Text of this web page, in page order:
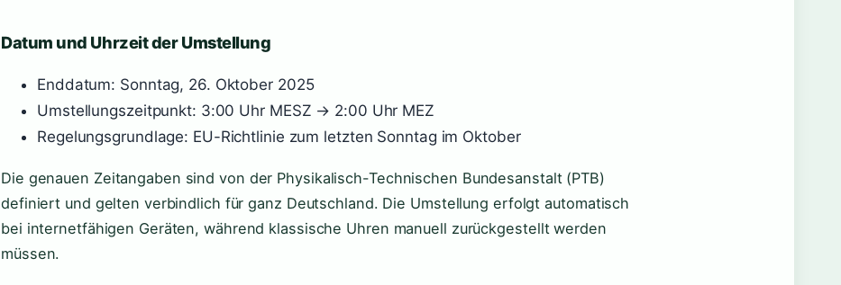
Datum und Uhrzeit der Umstellung
Enddatum: Sonntag, 26. Oktober 2025
Umstellungszeitpunkt: 3:00 Uhr MESZ → 2:00 Uhr MEZ
Regelungsgrundlage: EU-Richtlinie zum letzten Sonntag im Oktober
Die genauen Zeitangaben sind von der Physikalisch-Technischen Bundesanstalt (PTB)
definiert und gelten verbindlich für ganz Deutschland. Die Umstellung erfolgt automatisch
bei internetfähigen Geräten, während klassische Uhren manuell zurückgestellt werden
müssen.